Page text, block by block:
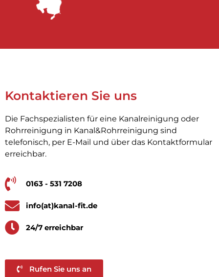
Kontaktieren Sie uns
Die Fachspezialisten für eine Kanalreinigung oder
Rohrreinigung in Kanal&Rohrreinigung sind
telefonisch, per E-Mail und über das Kontaktformular
erreichbar.
0163 - 531 7208
info(at)kanal-fit.de
24/7 erreichbar
Rufen Sie uns an